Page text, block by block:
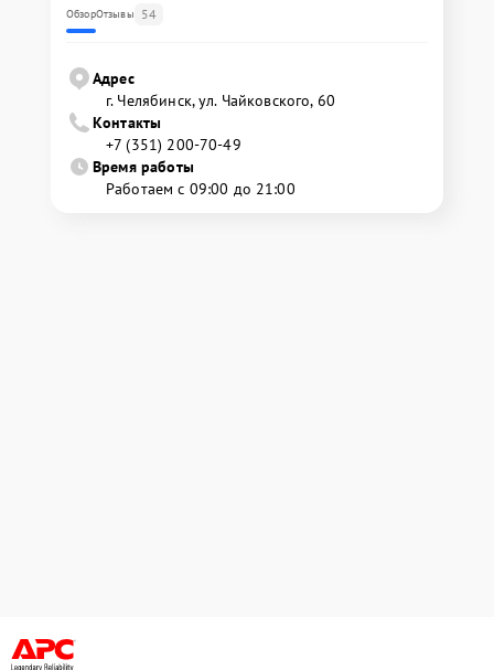
ОбзорОтзывы 54
Адрес
г. Челябинск, ул. Чайковского, 60
Контакты
+7 (351) 200-70-49
Время работы
Работаем с 09:00 до 21:00